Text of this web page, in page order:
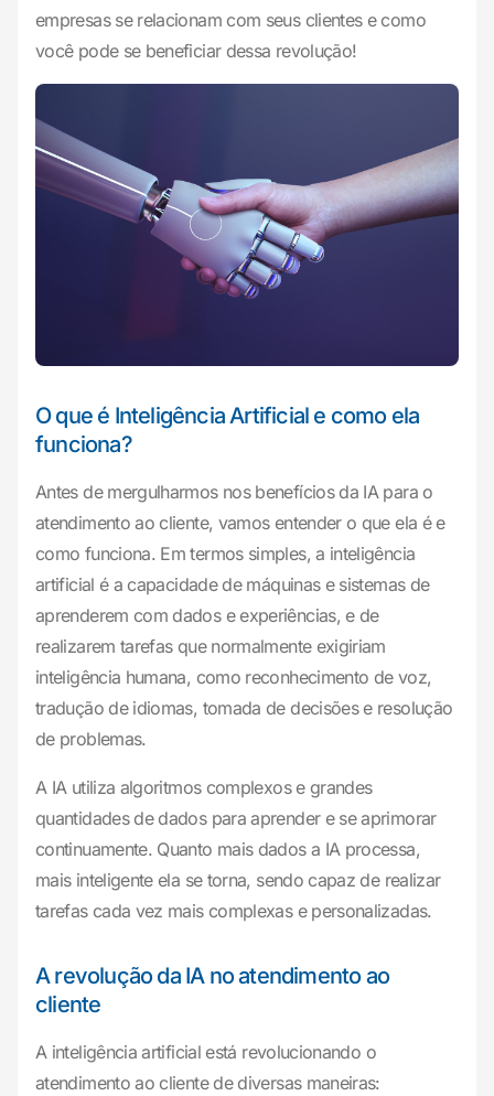
empresas se relacionam com seus clientes e como
você pode se beneficiar dessa revolução!
O que é Inteligência Artificial e como ela
funciona?
Antes de mergulharmos nos benefícios da IA para o
atendimento ao cliente, vamos entender o que ela é e
como funciona. Em termos simples, a inteligência
artificial é a capacidade de máquinas e sistemas de
aprenderem com dados e experiências, e de
realizarem tarefas que normalmente exigiriam
inteligência humana, como reconhecimento de voz,
tradução de idiomas, tomada de decisões e resolução
de problemas.
A IA utiliza algoritmos complexos e grandes
quantidades de dados para aprender e se aprimorar
continuamente. Quanto mais dados a IA processa,
mais inteligente ela se torna, sendo capaz de realizar
tarefas cada vez mais complexas e personalizadas.
A revolução da IA no atendimento ao
cliente
A inteligência artificial está revolucionando o
atendimento ao cliente de diversas maneiras: